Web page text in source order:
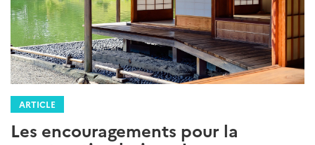
ARTICLE
Les encouragements pour la